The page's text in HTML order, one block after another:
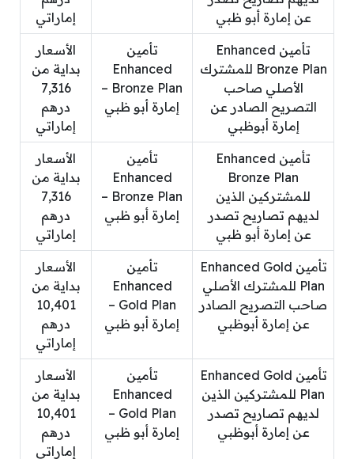
عن إمارة أبو ظبي
إماراتي
تأمين Enhanced
Bronze Plan للمشترك
الأصلي صاحب
التصريح الصادر عن
إمارة أبوظبي
تأمين
Enhanced
Bronze Plan –
إمارة أبو ظبي
الأسعار
بداية من
7,316
درهم
إماراتي
تأمين Enhanced
Bronze Plan
للمشتركين الذين
لديهم تصاريح تصدر
عن إمارة أبو ظبي
تأمين
Enhanced
Bronze Plan –
إمارة أبو ظبي
الأسعار
بداية من
7,316
درهم
إماراتي
تأمين Enhanced Gold
Plan للمشترك الأصلي
صاحب التصريح الصادر
عن إمارة أبوظبي
تأمين
Enhanced
Gold Plan –
إمارة أبو ظبي
الأسعار
بداية من
10,401
درهم
إماراتي
تأمين Enhanced Gold
Plan للمشتركين الذين
لديهم تصاريح تصدر
عن إمارة أبوظبي
تأمين
Enhanced
Gold Plan –
إمارة أبو ظبي
الأسعار
بداية من
10,401
درهم
إماراتي